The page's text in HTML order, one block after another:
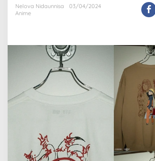
Nelova Nidaunnisa
03/04/2024
Anime